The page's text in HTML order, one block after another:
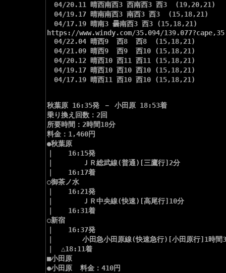
04/20.11 晴西南西3 西南西3 西3  (19,20,21)
04/19.17 晴南南西3 南西3 西3  (15,18,21)
04/17.19 晴南3 曇南西3 西3 (15,18,21)
https://www.windy.com/35.094/
04/22.04 晴西9  西8  西8  (15,18,21)
04/21.09 晴西9  西9  西10 (15,18,21)
04/20.12 晴西10 西11 西11 (15,18,21)
04/19.17 晴西10 西10 西10 (15,18,21)
04/17.19 晴西11 西10 西10 (15,18,21)
秋葉原 16:35発 － 小田原 18:53着
乗り換え回数：2回
所要時間：2時間18分
料金：1,460円
●秋葉原
｜　　16:15発
｜　　　　ＪＲ総武線(普通)[三鷹行]2分
｜　　16:17着
○御茶ノ水
｜　　16:21発
｜　　　　ＪＲ中央線(快速)[高尾行]10分
｜　　16:31着
○新宿
｜　　16:37発
｜　　　　小田急小田原線(快速急行)[小田原行]1時間
｜　△18:11着
■小田原
●小田原  料金：410円